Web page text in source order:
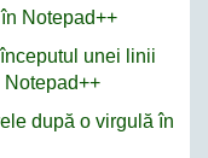
Notepad++
unei linii
Notepad++
după o virgulă în